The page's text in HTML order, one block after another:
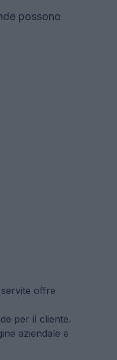
possono
offre
per il cliente.
aziendale e